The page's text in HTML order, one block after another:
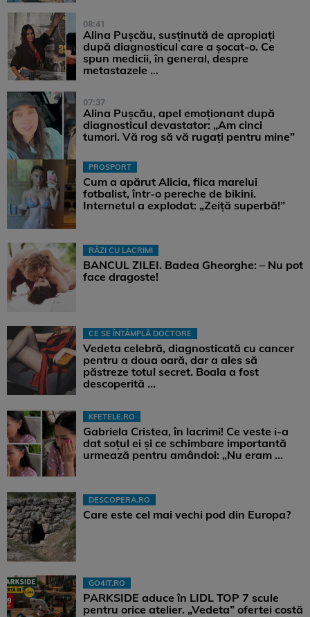
08:41
Alina Pușcău, susținută de apropiați
după diagnosticul care a șocat-o. Ce
spun medicii, în general, despre
metastazele ...
07:37
Alina Pușcău, apel emoționant după
diagnosticul devastator: „Am cinci
tumori. Vă rog să vă rugați pentru mine”
PROSPORT
Cum a apărut Alicia, fiica marelui
fotbalist, într-o pereche de bikini.
Internetul a explodat: „Zeiță superbă!”
RÂZI CU LACRIMI
BANCUL ZILEI. Badea Gheorghe: – Nu pot
face dragoste!
CE SE ÎNTÂMPLĂ DOCTORE
Vedeta celebră, diagnosticată cu cancer
pentru a doua oară, dar a ales să
păstreze totul secret. Boala a fost
descoperită ...
KFETELE.RO
Gabriela Cristea, în lacrimi! Ce veste i-a
dat soțul ei și ce schimbare importantă
urmează pentru amândoi: „Nu eram ...
DESCOPERA.RO
Care este cel mai vechi pod din Europa?
GO4IT.RO
PARKSIDE aduce în LIDL TOP 7 scule
pentru orice atelier. „Vedeta” ofertei costă